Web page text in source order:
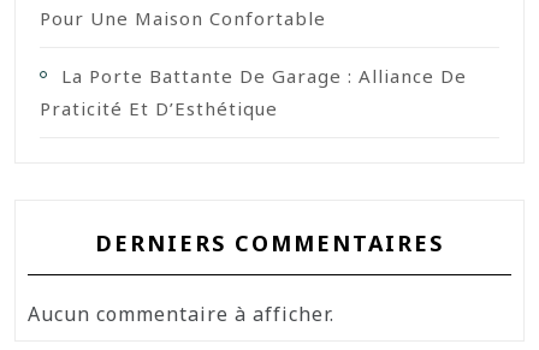
Pour Une Maison Confortable
La Porte Battante De Garage : Alliance De
Praticité Et D’Esthétique
DERNIERS COMMENTAIRES
Aucun commentaire à afficher.